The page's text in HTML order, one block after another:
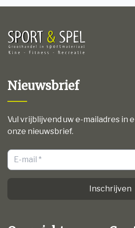
Nieuwsbrief
Vul vrijblijvend uw e-mailadres in
onze nieuwsbrief.
Inschrijven